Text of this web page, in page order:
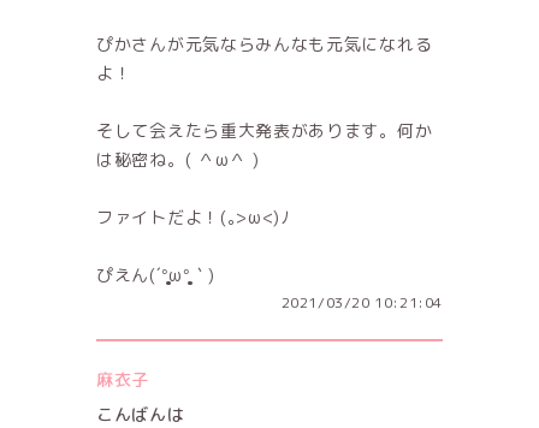
ぴかさんが元気ならみんなも元気になれる
よ！
そして会えたら重大発表があります。何か
は秘密ね。( ＾ω＾ )
ファイトだよ！(｡>ω<)ﾉ
ぴえん(´°̥̥̥̥̥̥̥̥ω°̥̥̥̥̥̥̥̥｀)
2021/03/20 10:21:04
麻衣子
こんばんは